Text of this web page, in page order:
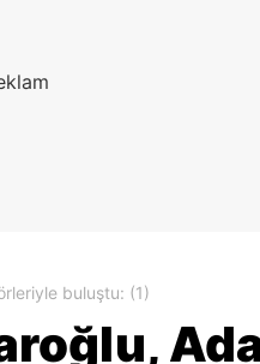
buluştu: (1)